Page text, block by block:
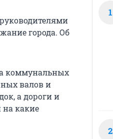
города. Об
коммунальных
валов и
а дороги и
какие
1
2